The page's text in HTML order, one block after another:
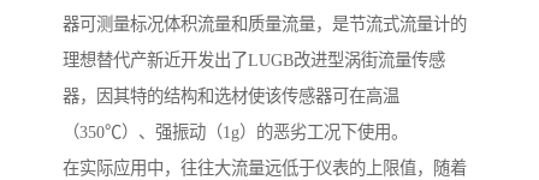
器可测量标况体积流量和质量流量，是节流式流量计的
理想替代产新近开发出了LUGB改进型涡街流量传感
器，因其特的结构和选材使该传感器可在高温
（350℃）、强振动（1g）的恶劣工况下使用。
在实际应用中，往往大流量远低于仪表的上限值，随着